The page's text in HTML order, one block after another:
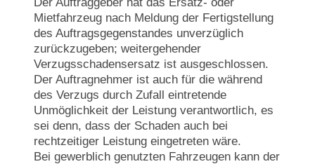
Mietfahrzeug nach Meldung der Fertigstellung
des Auftragsgegenstandes unverzüglich
zurückzugeben; weitergehender
Verzugsschadensersatz ist ausgeschlossen.
Der Auftragnehmer ist auch für die während
des Verzugs durch Zufall eintretende
Unmöglichkeit der Leistung verantwortlich, es
sei denn, dass der Schaden auch bei
rechtzeitiger Leistung eingetreten wäre.
Bei gewerblich genutzten Fahrzeugen kann der